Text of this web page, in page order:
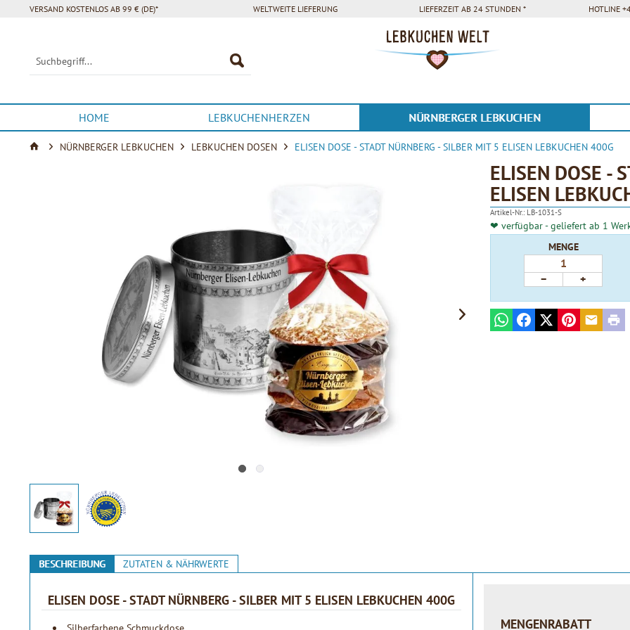
VERSAND KOSTENLOS AB 99 € (DE)* WELTWEITE LIEFERUNG LIEFERZEIT AB 24 STUNDEN * HOTLINE
HOME LEBKUCHENHERZEN NÜRNBERGER LEBKUCHEN
NÜRNBERGER LEBKUCHEN LEBKUCHEN DOSEN ELISEN DOSE - STADT NÜRNBERG - SILBER MIT 5 ELISEN LEBKUCHEN 400G
ELISEN DOSE -
ELISEN
Artikel-Nr.: LB-1031-S
❤ verfügbar - geliefert ab 1
MENGE
− +
WhatsAppFacebook
X PinterestE-mail
BESCHREIBUNG ZUTATEN & NÄHRWERTE
ELISEN DOSE - STADT NÜRNBERG - SILBER MIT 5 ELISEN LEBKUCHEN 400G
MENGENRABATT